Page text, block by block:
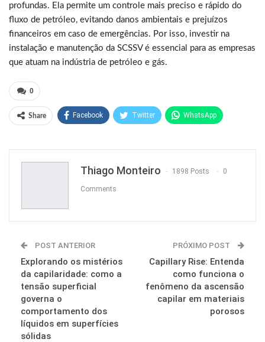
profundas. Ela permite um controle mais preciso e rápido do
fluxo de petróleo, evitando danos ambientais e prejuízos
financeiros em caso de emergências. Por isso, investir na
instalação e manutenção da SCSSV é essencial para as empresas
que atuam na indústria de petróleo e gás.
0
Share Facebook Twitter WhatsApp
Thiago Monteiro 1898 Posts 0
Comments
POST ANTERIOR
Explorando os mistérios
da capilaridade: como a
tensão superficial
governa o
comportamento dos
líquidos em superfícies
sólidas
PRÓXIMO POST
Capillary Rise: Entenda
como funciona o
fenômeno da ascensão
capilar em materiais
porosos